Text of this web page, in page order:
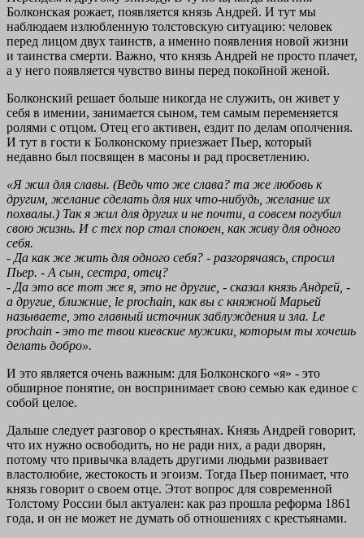
Болконская рожает, появляется князь Андрей. И тут мы
наблюдаем излюбленную толстовскую ситуацию: человек
перед лицом двух таинств, а именно появления новой жизни
и таинства смерти. Важно, что князь Андрей не просто плачет,
а у него появляется чувство вины перед покойной женой.
Болконский решает больше никогда не служить, он живет у
себя в имении, занимается сыном, тем самым переменяется
ролями с отцом. Отец его активен, ездит по делам ополчения.
И тут в гости к Болконскому приезжает Пьер, который
недавно был посвящен в масоны и рад просветлению.
«Я жил для славы. (Ведь что же слава? та же любовь к
другим, желание сделать для них что-нибудь, желание их
похвалы.) Так я жил для других и не почти, а совсем погубил
свою жизнь. И с тех пор стал спокоен, как живу для одного
себя.
- Да как же жить для одного себя? - разгорячаясь, спросил
Пьер. - А сын, сестра, отец?
- Да это все тот же я, это не другие, - сказал князь Андрей, -
а другие, ближние, le prochain, как вы с княжной Марьей
называете, это главный источник заблуждения и зла. Le
prochain - это те твои киевские мужики, которым ты хочешь
делать добро».
И это является очень важным: для Болконского «я» - это
обширное понятие, он воспринимает свою семью как единое с
собой целое.
Дальше следует разговор о крестьянах. Князь Андрей говорит,
что их нужно освободить, но не ради них, а ради дворян,
потому что привычка владеть другими людьми развивает
властолюбие, жестокость и эгоизм. Тогда Пьер понимает, что
князь говорит о своем отце. Этот вопрос для современной
Толстому России был актуален: как раз прошла реформа 1861
года, и он не может не думать об отношениях с крестьянами.